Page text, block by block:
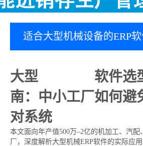
适合大型机械设备的ERP
大型
软件选
南：中小工厂如何避
对系统
本文面向年产值500万–2亿的机加工、汽配
厂，深度解析大型机械ERP软件的实际应